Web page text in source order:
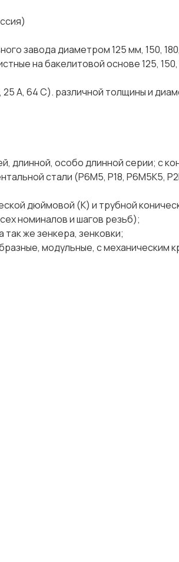
завода диаметром 125 мм, 150,
на бакелитовой основе 125, 150,
А, 64 С). различной толщины и
длинной, особо длинной серии; с
стали (Р6М5, Р18, Р6М5К5,
дюймовой (К) и трубной
номиналов и шагов резьб);
же зенкера, зенковки;
модульные, с механическим